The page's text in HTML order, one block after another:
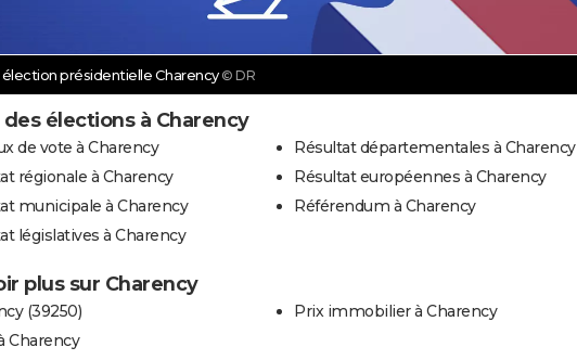
présidentielle Charency © DR
élections à Charency
de vote à Charency
régionale à Charency
municipale à Charency
législatives à Charency
Résultat départementales à Charency
Résultat européennes à Charency
Référendum à Charency
plus sur Charency
(39250)
Charency
Prix immobilier à Charency